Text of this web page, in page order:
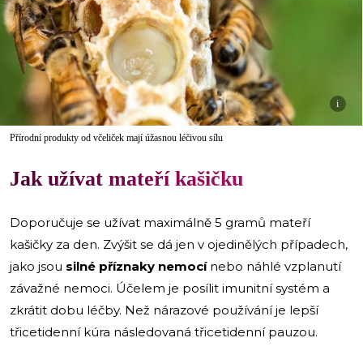
i
Přírodní produkty od včeliček mají úžasnou léčivou sílu
Jak užívat mateří kašičku
Doporučuje se užívat maximálně 5 gramů mateří
kašičky za den. Zvýšit se dá jen v ojedinělých případech,
jako jsou silné příznaky nemocí nebo náhlé vzplanutí
závažné nemoci. Účelem je posílit imunitní systém a
zkrátit dobu léčby. Než nárazové používání je lepší
třicetidenní kúra následovaná třicetidenní pauzou.